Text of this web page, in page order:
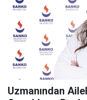
Uzmanından